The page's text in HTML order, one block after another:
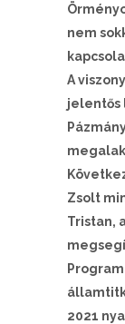
nem
A
jelentős
Zsolt
Tristan,
2021